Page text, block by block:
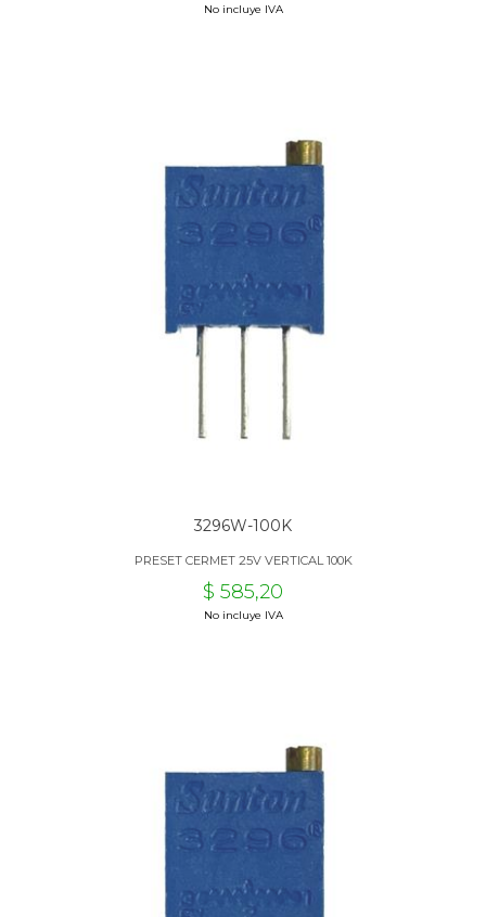
No incluye IVA
3296W-100K
PRESET CERMET 25V VERTICAL 100K
$ 585,20
No incluye IVA